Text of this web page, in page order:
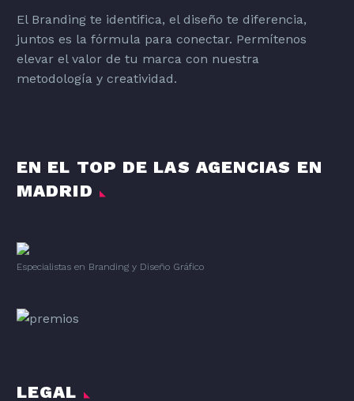
El Branding te identifica, el diseño te diferencia,
juntos es la fórmula para conectar. Permítenos
elevar el valor de tu marca con nuestra
metodología y creatividad.
EN EL TOP DE LAS AGENCIAS EN
MADRID
Especialistas en Branding y Diseño Gráfico
LEGAL